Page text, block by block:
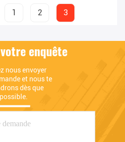
1 2 3
enquête
nous envoyer
et nous te
dès que
possible.